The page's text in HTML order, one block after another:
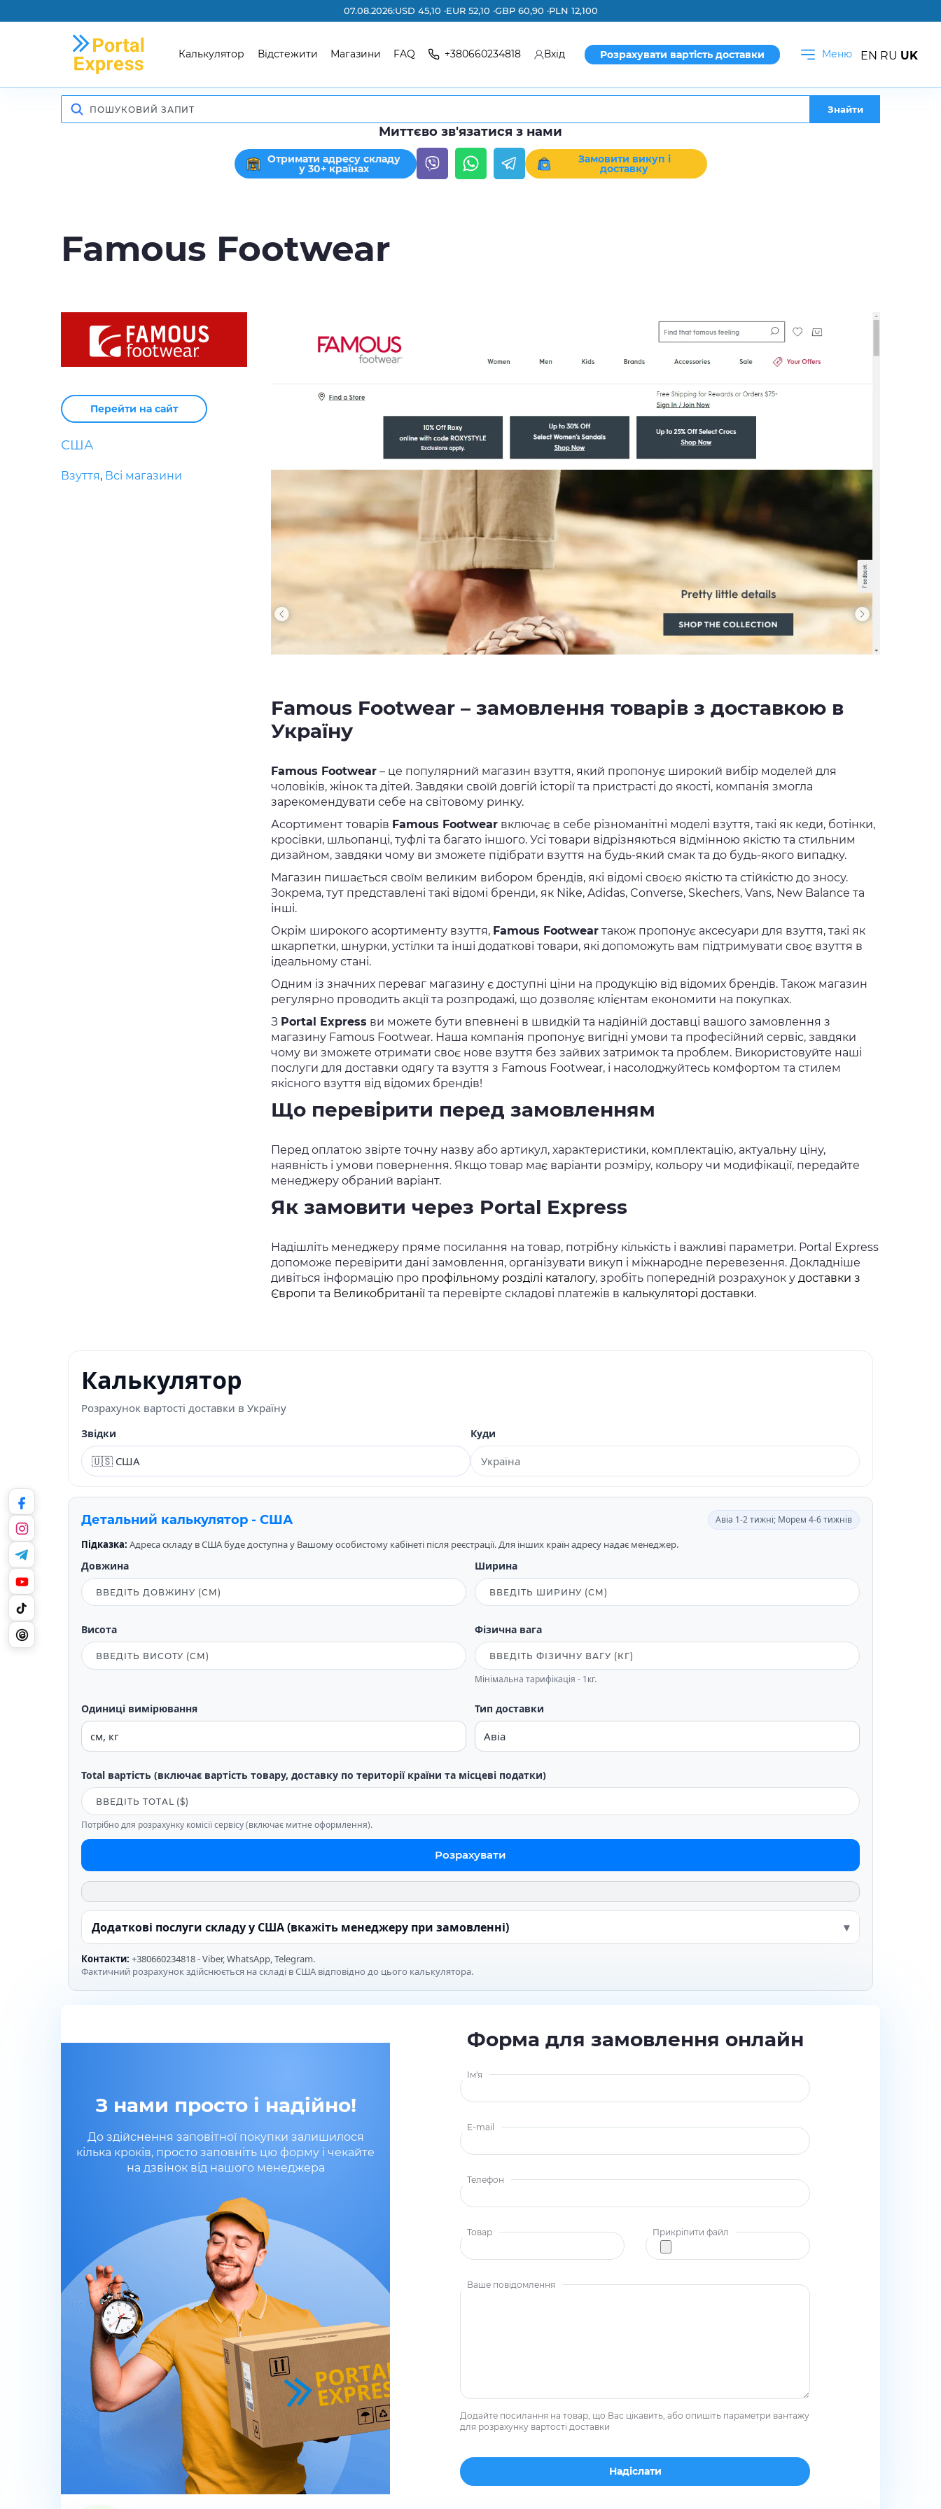
07.08.2026:USD 45,10 ·EUR 52,10 ·GBP 60,90 ·PLN 12,100
Калькулятор Відстежити Магазини FAQ +380660234818 Вхід Розрахувати вартість доставки Меню
Знайти
Миттєво зв'язатися з нами
Отримати адресу складу
у 30+ країнах
Замовити викуп і
доставку
Famous Footwear
Перейти на сайт
США
Взуття, Всі магазини
Famous Footwear – замовлення товарів з доставкою в
Україну
Famous Footwear – це популярний магазин взуття, який пропонує широкий вибір моделей для
чоловіків, жінок та дітей. Завдяки своїй довгій історії та пристрасті до якості, компанія змогла
зарекомендувати себе на світовому ринку.
Асортимент товарів Famous Footwear включає в себе різноманітні моделі взуття, такі як кеди, ботінки,
кросівки, шльопанці, туфлі та багато іншого. Усі товари відрізняються відмінною якістю та стильним
дизайном, завдяки чому ви зможете підібрати взуття на будь-який смак та до будь-якого випадку.
Магазин пишається своїм великим вибором брендів, які відомі своєю якістю та стійкістю до зносу.
Зокрема, тут представлені такі відомі бренди, як Nike, Adidas, Converse, Skechers, Vans, New Balance та
інші.
Окрім широкого асортименту взуття, Famous Footwear також пропонує аксесуари для взуття, такі як
шкарпетки, шнурки, устілки та інші додаткові товари, які допоможуть вам підтримувати своє взуття в
ідеальному стані.
Одним із значних переваг магазину є доступні ціни на продукцію від відомих брендів. Також магазин
регулярно проводить акції та розпродажі, що дозволяє клієнтам економити на покупках.
З Portal Express ви можете бути впевнені в швидкій та надійній доставці вашого замовлення з
магазину Famous Footwear. Наша компанія пропонує вигідні умови та професійний сервіс, завдяки
чому ви зможете отримати своє нове взуття без зайвих затримок та проблем. Використовуйте наші
послуги для доставки одягу та взуття з Famous Footwear, і насолоджуйтесь комфортом та стилем
якісного взуття від відомих брендів!
Що перевірити перед замовленням
Перед оплатою звірте точну назву або артикул, характеристики, комплектацію, актуальну ціну,
наявність і умови повернення. Якщо товар має варіанти розміру, кольору чи модифікації, передайте
менеджеру обраний варіант.
Як замовити через Portal Express
Надішліть менеджеру пряме посилання на товар, потрібну кількість і важливі параметри. Portal Express
допоможе перевірити дані замовлення, організувати викуп і міжнародне перевезення. Докладніше
дивіться інформацію про профільному розділі каталогу, зробіть попередній розрахунок у доставки з
Європи та Великобританії та перевірте складові платежів в калькуляторі доставки.
Калькулятор
Розрахунок вартості доставки в Україну
Звідки Куди
Детальний калькулятор - США Авіа 1-2 тижні; Морем 4-6 тижнів
Підказка: Адреса складу в США буде доступна у Вашому особистому кабінеті після реєстрації. Для інших країн адресу надає менеджер.
Довжина Ширина
Висота Фізична вага
Мінімальна тарифікація - 1кг.
Одиниці вимірювання Тип доставки
Total вартість (включає вартість товару, доставку по території країни та місцеві податки)
Потрібно для розрахунку комісії сервісу (включає митне оформлення).
Розрахувати
Додаткові послуги складу у США (вкажіть менеджеру при замовленні)
Контакти: +380660234818 - Viber, WhatsApp, Telegram.
Фактичний розрахунок здійснюється на складі в США відповідно до цього калькулятора.
З нами просто і надійно!
До здійснення заповітної покупки залишилося
кілька кроків, просто заповніть цю форму і чекайте
на дзвінок від нашого менеджера
Форма для замовлення онлайн
Ім'я
E-mail
Телефон
Товар Прикріпити файл
Ваше повідомлення
Додайте посилання на товар, що Вас цікавить, або опишіть параметри вантажу
для розрахунку вартості доставки
EN RU UK